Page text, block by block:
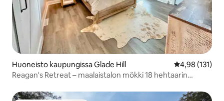
Huoneisto kaupungissa Glade Hill
4,98 (131)
Reagan's Retreat – maalaistalon mökki 18 hehtaarin